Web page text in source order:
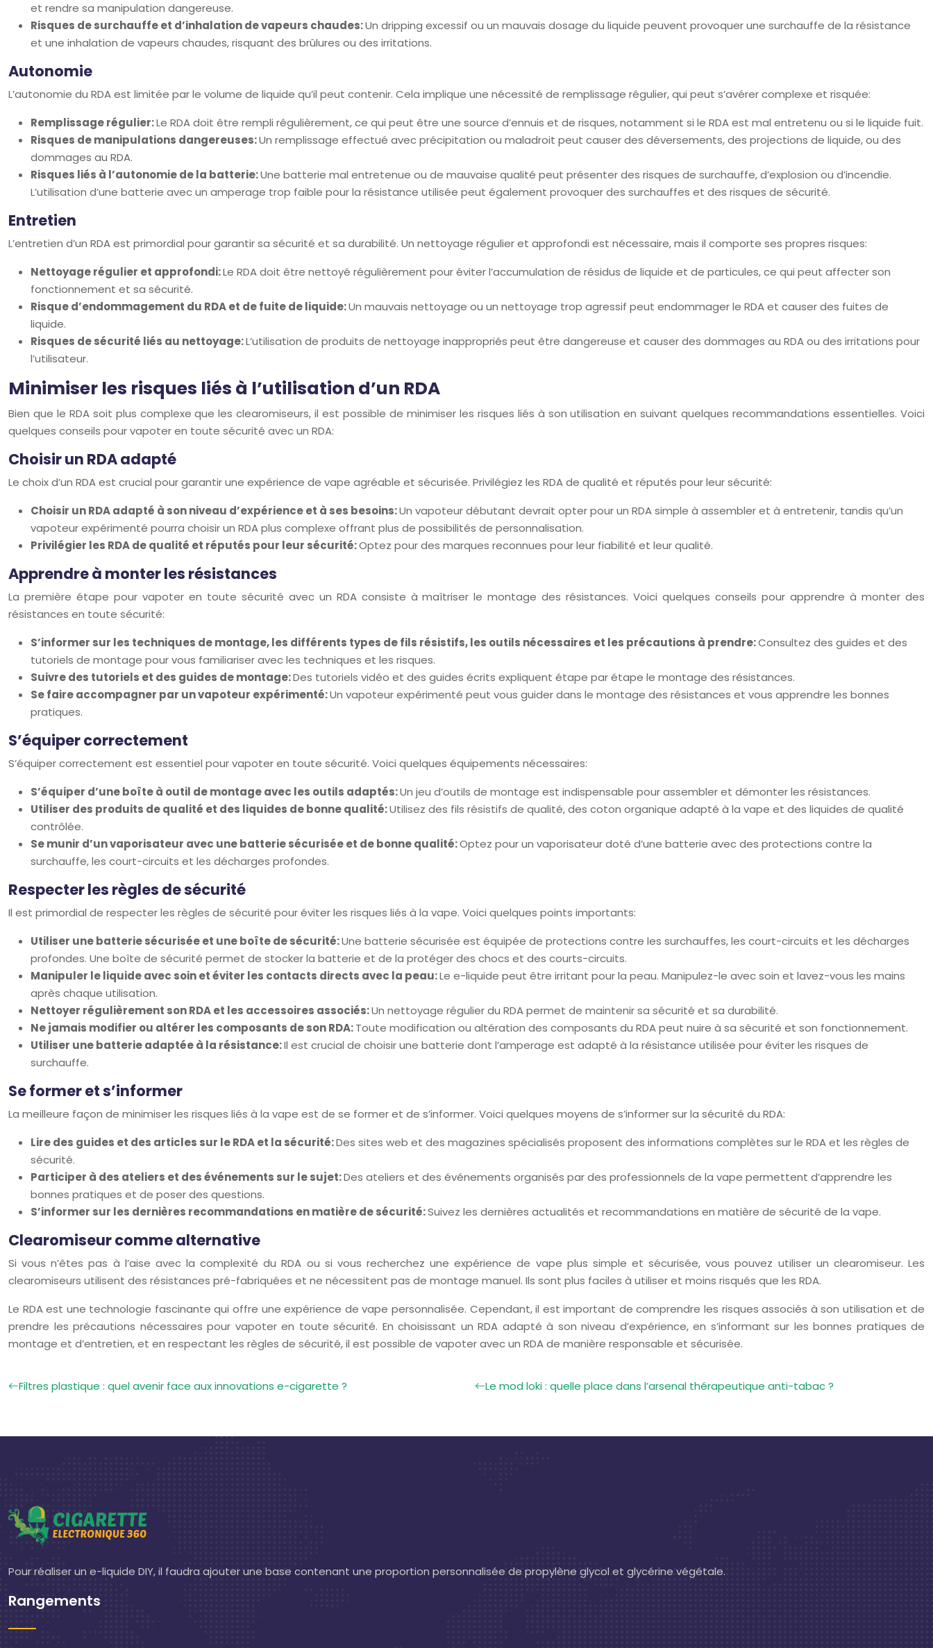
et rendre sa manipulation dangereuse.
Risques de surchauffe et d’inhalation de vapeurs chaudes:Un dripping excessif ou un mauvais dosage du liquide peuvent provoquer une surchauffe de la résistance
et une inhalation de vapeurs chaudes, risquant des brûlures ou des irritations.
Autonomie
L’autonomie du RDA est limitée par le volume de liquide qu’il peut contenir. Cela implique une nécessité de remplissage régulier, qui peut s’avérer complexe et risquée:
Remplissage régulier:Le RDA doit être rempli régulièrement, ce qui peut être une source d’ennuis et de risques, notamment si le RDA est mal entretenu ou si le liquide fuit.
Risques de manipulations dangereuses:Un remplissage effectué avec précipitation ou maladroit peut causer des déversements, des projections de liquide, ou des
dommages au RDA.
Risques liés à l’autonomie de la batterie:Une batterie mal entretenue ou de mauvaise qualité peut présenter des risques de surchauffe, d’explosion ou d’incendie.
L’utilisation d’une batterie avec un amperage trop faible pour la résistance utilisée peut également provoquer des surchauffes et des risques de sécurité.
Entretien
L’entretien d’un RDA est primordial pour garantir sa sécurité et sa durabilité. Un nettoyage régulier et approfondi est nécessaire, mais il comporte ses propres risques:
Nettoyage régulier et approfondi:Le RDA doit être nettoyé régulièrement pour éviter l’accumulation de résidus de liquide et de particules, ce qui peut affecter son
fonctionnement et sa sécurité.
Risque d’endommagement du RDA et de fuite de liquide:Un mauvais nettoyage ou un nettoyage trop agressif peut endommager le RDA et causer des fuites de
liquide.
Risques de sécurité liés au nettoyage:L’utilisation de produits de nettoyage inappropriés peut être dangereuse et causer des dommages au RDA ou des irritations pour
l’utilisateur.
Minimiser les risques liés à l’utilisation d’un RDA
Bien que le RDA soit plus complexe que les clearomiseurs, il est possible de minimiser les risques liés à son utilisation en suivant quelques recommandations essentielles. Voici
quelques conseils pour vapoter en toute sécurité avec un RDA:
Choisir un RDA adapté
Le choix d’un RDA est crucial pour garantir une expérience de vape agréable et sécurisée. Privilégiez les RDA de qualité et réputés pour leur sécurité:
Choisir un RDA adapté à son niveau d’expérience et à ses besoins:Un vapoteur débutant devrait opter pour un RDA simple à assembler et à entretenir, tandis qu’un
vapoteur expérimenté pourra choisir un RDA plus complexe offrant plus de possibilités de personnalisation.
Privilégier les RDA de qualité et réputés pour leur sécurité:Optez pour des marques reconnues pour leur fiabilité et leur qualité.
Apprendre à monter les résistances
La première étape pour vapoter en toute sécurité avec un RDA consiste à maîtriser le montage des résistances. Voici quelques conseils pour apprendre à monter des
résistances en toute sécurité:
S’informer sur les techniques de montage, les différents types de fils résistifs, les outils nécessaires et les précautions à prendre:Consultez des guides et des
tutoriels de montage pour vous familiariser avec les techniques et les risques.
Suivre des tutoriels et des guides de montage:Des tutoriels vidéo et des guides écrits expliquent étape par étape le montage des résistances.
Se faire accompagner par un vapoteur expérimenté:Un vapoteur expérimenté peut vous guider dans le montage des résistances et vous apprendre les bonnes
pratiques.
S’équiper correctement
S’équiper correctement est essentiel pour vapoter en toute sécurité. Voici quelques équipements nécessaires:
S’équiper d’une boîte à outil de montage avec les outils adaptés:Un jeu d’outils de montage est indispensable pour assembler et démonter les résistances.
Utiliser des produits de qualité et des liquides de bonne qualité:Utilisez des fils résistifs de qualité, des coton organique adapté à la vape et des liquides de qualité
contrôlée.
Se munir d’un vaporisateur avec une batterie sécurisée et de bonne qualité:Optez pour un vaporisateur doté d’une batterie avec des protections contre la
surchauffe, les court-circuits et les décharges profondes.
Respecter les règles de sécurité
Il est primordial de respecter les règles de sécurité pour éviter les risques liés à la vape. Voici quelques points importants:
Utiliser une batterie sécurisée et une boîte de sécurité:Une batterie sécurisée est équipée de protections contre les surchauffes, les court-circuits et les décharges
profondes. Une boîte de sécurité permet de stocker la batterie et de la protéger des chocs et des courts-circuits.
Manipuler le liquide avec soin et éviter les contacts directs avec la peau:Le e-liquide peut être irritant pour la peau. Manipulez-le avec soin et lavez-vous les mains
après chaque utilisation.
Nettoyer régulièrement son RDA et les accessoires associés:Un nettoyage régulier du RDA permet de maintenir sa sécurité et sa durabilité.
Ne jamais modifier ou altérer les composants de son RDA:Toute modification ou altération des composants du RDA peut nuire à sa sécurité et son fonctionnement.
Utiliser une batterie adaptée à la résistance:Il est crucial de choisir une batterie dont l’amperage est adapté à la résistance utilisée pour éviter les risques de
surchauffe.
Se former et s’informer
La meilleure façon de minimiser les risques liés à la vape est de se former et de s’informer. Voici quelques moyens de s’informer sur la sécurité du RDA:
Lire des guides et des articles sur le RDA et la sécurité:Des sites web et des magazines spécialisés proposent des informations complètes sur le RDA et les règles de
sécurité.
Participer à des ateliers et des événements sur le sujet:Des ateliers et des événements organisés par des professionnels de la vape permettent d’apprendre les
bonnes pratiques et de poser des questions.
S’informer sur les dernières recommandations en matière de sécurité:Suivez les dernières actualités et recommandations en matière de sécurité de la vape.
Clearomiseur comme alternative
Si vous n’êtes pas à l’aise avec la complexité du RDA ou si vous recherchez une expérience de vape plus simple et sécurisée, vous pouvez utiliser un clearomiseur. Les
clearomiseurs utilisent des résistances pré-fabriquées et ne nécessitent pas de montage manuel. Ils sont plus faciles à utiliser et moins risqués que les RDA.
Le RDA est une technologie fascinante qui offre une expérience de vape personnalisée. Cependant, il est important de comprendre les risques associés à son utilisation et de
prendre les précautions nécessaires pour vapoter en toute sécurité. En choisissant un RDA adapté à son niveau d’expérience, en s’informant sur les bonnes pratiques de
montage et d’entretien, et en respectant les règles de sécurité, il est possible de vapoter avec un RDA de manière responsable et sécurisée.
Filtres plastique : quel avenir face aux innovations e-cigarette ? Le mod loki : quelle place dans l’arsenal thérapeutique anti-tabac ?
Pour réaliser un e-liquide DIY, il faudra ajouter une base contenant une proportion personnalisée de propylène glycol et glycérine végétale.
Rangements